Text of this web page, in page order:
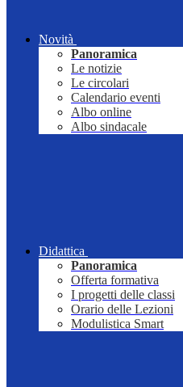
Novità
Panoramica
Le notizie
Le circolari
Calendario eventi
Albo online
Albo sindacale
Didattica
Panoramica
Offerta formativa
I progetti delle classi
Orario delle Lezioni
Modulistica Smart